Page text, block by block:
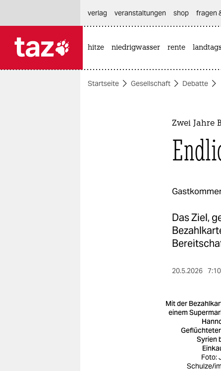
themen
verlag
veranstaltungen shop fragen
hitze niedrigwasser rente
Startseite Gesellschaft Debatte
Zwei Jahre
Das Ziel,
20.5.2026
Mit der
einem
Syrien
Foto:
Schulze/